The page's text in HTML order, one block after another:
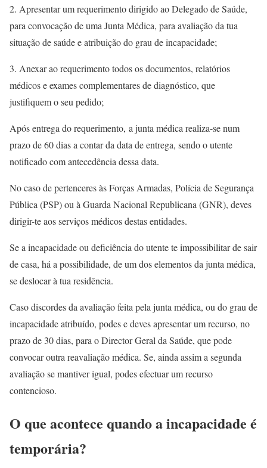
2. Apresentar um requerimento dirigido ao Delegado de Saúde,
para convocação de uma Junta Médica, para avaliação da tua
situação de saúde e atribuição do grau de incapacidade;
3. Anexar ao requerimento todos os documentos, relatórios
médicos e exames complementares de diagnóstico, que
justifiquem o seu pedido;
Após entrega do requerimento, a junta médica realiza-se num
prazo de 60 dias a contar da data de entrega, sendo o utente
notificado com antecedência dessa data.
No caso de pertenceres às Forças Armadas, Polícia de Segurança
Pública (PSP) ou à Guarda Nacional Republicana (GNR), deves
dirigir-te aos serviços médicos destas entidades.
Se a incapacidade ou deficiência do utente te impossibilitar de sair
de casa, há a possibilidade, de um dos elementos da junta médica,
se deslocar à tua residência.
Caso discordes da avaliação feita pela junta médica, ou do grau de
incapacidade atribuído, podes e deves apresentar um recurso, no
prazo de 30 dias, para o Director Geral da Saúde, que pode
convocar outra reavaliação médica. Se, ainda assim a segunda
avaliação se mantiver igual, podes efectuar um recurso
contencioso.
O que acontece quando a incapacidade é
temporária?